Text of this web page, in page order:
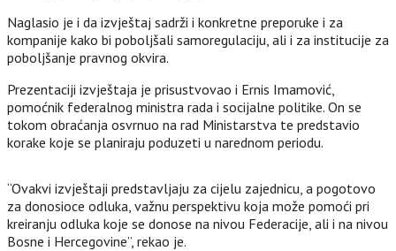
Naglasio je i da izvještaj sadrži i konkretne preporuke i za
kompanije kako bi poboljšali samoregulaciju, ali i za institucije za
poboljšanje pravnog okvira.
Prezentaciji izvještaja je prisustvovao i Ernis Imamović,
pomoćnik federalnog ministra rada i socijalne politike. On se
tokom obraćanja osvrnuo na rad Ministarstva te predstavio
korake koje se planiraju poduzeti u narednom periodu.
“Ovakvi izvještaji predstavljaju za cijelu zajednicu, a pogotovo
za donosioce odluka, važnu perspektivu koja može pomoći pri
kreiranju odluka koje se donose na nivou Federacije, ali i na nivou
Bosne i Hercegovine”, rekao je.